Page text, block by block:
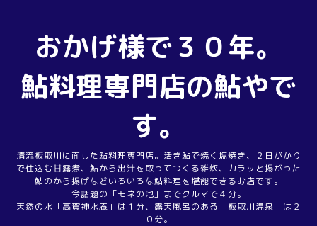
おかげ様で３０年。
鮎料理専門店の鮎やで
す。
清流板取川に面した鮎料理専門店。活き鮎で焼く塩焼き、２日がかり
で仕込む甘露煮、鮎から出汁を取ってつくる雑炊、カラッと揚がった
鮎のから揚げなどいろいろな鮎料理を堪能できるお店です。
今話題の「モネの池」までクルマで４分。
天然の水「高賀神水庵」は１分、露天風呂のある「板取川温泉」は２
０分。